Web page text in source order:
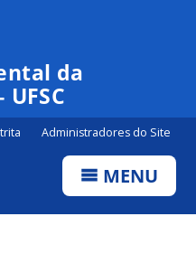
da
UFSC
Administradores do Site
MENU